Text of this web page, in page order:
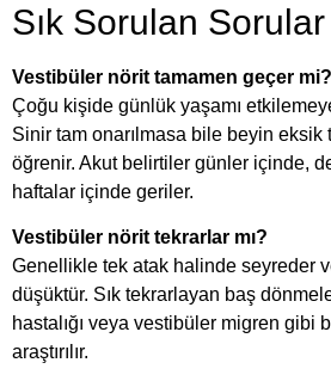
Sık Sorulan Sorular
Vestibüler nörit tamamen geçer mi?
Çoğu kişide günlük yaşamı
Sinir tam onarılmasa bile beyin eksik
öğrenir. Akut belirtiler günler içinde,
haftalar içinde geriler.
Vestibüler nörit tekrarlar mı?
Genellikle tek atak halinde seyreder
düşüktür. Sık tekrarlayan baş
hastalığı veya vestibüler migren gibi
araştırılır.